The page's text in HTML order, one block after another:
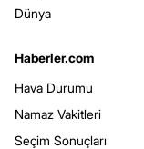
Dünya
Haberler.com
Hava Durumu
Namaz Vakitleri
Seçim Sonuçları